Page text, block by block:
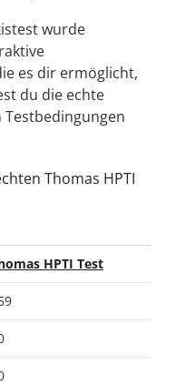
wurde
es dir ermöglicht,
du die echte
Thomas HPTI
HPTI Test